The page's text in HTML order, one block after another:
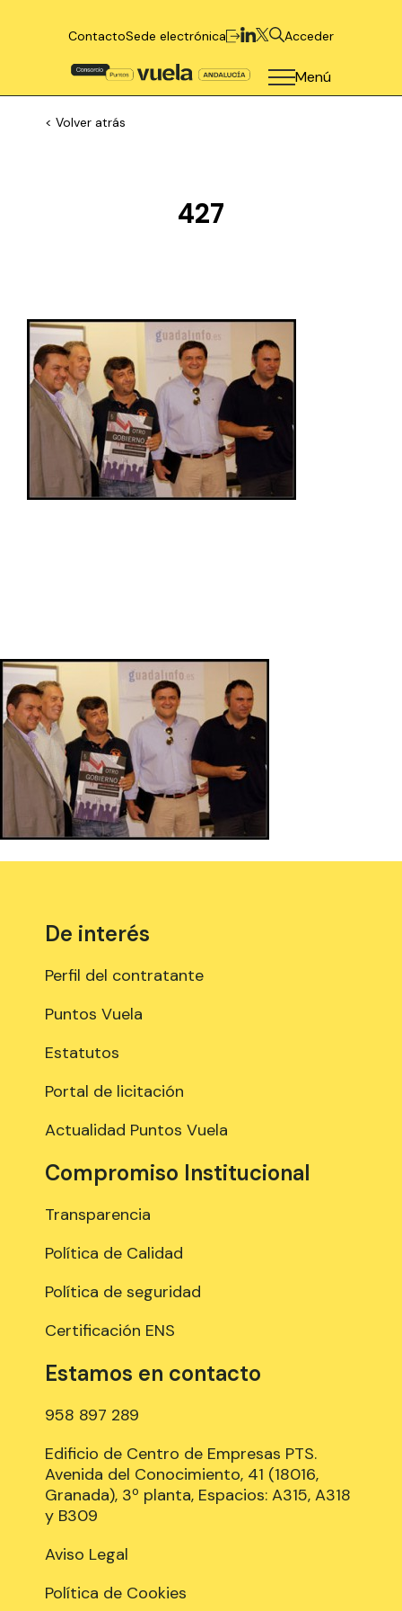
ContactoSede electrónica Acceder
Menú
< Volver atrás
427
De interés
Perfil del contratante
Puntos Vuela
Estatutos
Portal de licitación
Actualidad Puntos Vuela
Compromiso Institucional
Transparencia
Política de Calidad
Política de seguridad
Certificación ENS
Estamos en contacto
958 897 289
Edificio de Centro de Empresas PTS.
Avenida del Conocimiento, 41 (18016,
Granada), 3º planta, Espacios: A315, A318
y B309
Aviso Legal
Política de Cookies